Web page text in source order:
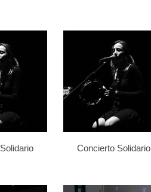
Concierto Solidario